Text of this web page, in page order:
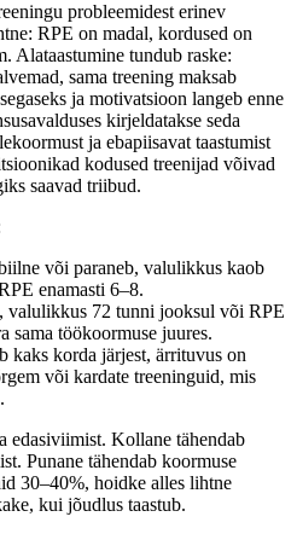
probleemidest erinev
RPE on madal, kordused on
Alataastumine tundub raske:
sama treening maksab
ja motivatsioon langeb enne
kirjeldatakse seda
ja ebapiisavat taastumist
kodused treenijad võivad
saavad triibud.
või paraneb, valulikkus kaob
enamasti 6–8.
valulikkus 72 tunni jooksul või RPE
sama töökoormuse juures.
kaks korda järjest, ärrituvus on
või kardate treeninguid, mis
edasiviimist. Kollane tähendab
Punane tähendab koormuse
30–40%, hoidke alles lihtne
kui jõudlus taastub.